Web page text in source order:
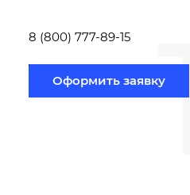
1
8 (800) 777-89-15
Оформить заявку